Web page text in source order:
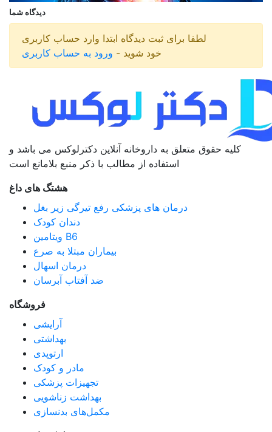
دیدگاه شما
لطفا برای ثبت دیدگاه ابتدا وارد حساب کاربری
خود شوید - ورود به حساب کاربری
کلیه حقوق متعلق به داروخانه آنلاین دکترلوکس می باشد و
استفاده از مطالب با ذکر منبع بلامانع است
هشتگ های داغ
درمان های پزشکی رفع تیرگی زیر بغل
دندان کودک
ویتامین B6
بیماران مبتلا به صرع
درمان اسهال
ضد آفتاب آبرسان
فروشگاه
آرایشی
بهداشتی
ارتوپدی
مادر و کودک
تجهیزات پزشکی
بهداشت زناشویی
مکمل‌های بدنسازی